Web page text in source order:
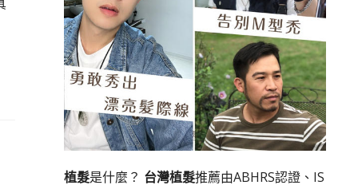
植髮是什麼？ 台灣植髮推薦由ABHRS認證、IS